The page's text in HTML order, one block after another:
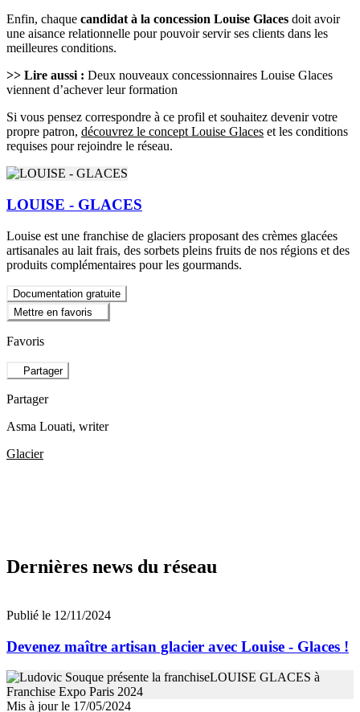
Enfin, chaque candidat à la concession Louise Glaces doit avoir
une aisance relationnelle pour pouvoir servir ses clients dans les
meilleures conditions.
>> Lire aussi : Deux nouveaux concessionnaires Louise Glaces
viennent d’achever leur formation
Si vous pensez correspondre à ce profil et souhaitez devenir votre
propre patron, découvrez le concept Louise Glaces et les conditions
requises pour rejoindre le réseau.
LOUISE - GLACES
Louise est une franchise de glaciers proposant des crèmes glacées
artisanales au lait frais, des sorbets pleins fruits de nos régions et des
produits complémentaires pour les gourmands.
Documentation gratuite
Mettre en favoris
Favoris
Partager
Partager
Asma Louati, writer
Glacier
Dernières news du réseau
Publié le 12/11/2024
Devenez maître artisan glacier avec Louise - Glaces !
Mis à jour le 17/05/2024